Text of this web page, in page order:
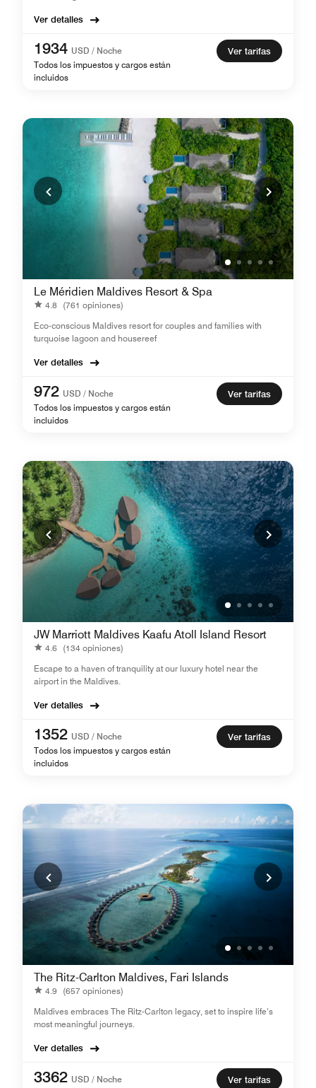
Ver detalles
1934 USD / Noche
Todos los impuestos y cargos están
incluidos
Ver tarifas
Le Méridien Maldives Resort & Spa
4.8
(761 opiniones)
Eco-conscious Maldives resort for couples and families with
turquoise lagoon and housereef
Ver detalles
972 USD / Noche
Todos los impuestos y cargos están
incluidos
Ver tarifas
JW Marriott Maldives Kaafu Atoll Island Resort
4.6 (134 opiniones)
Escape to a haven of tranquility at our luxury hotel near the
airport in the Maldives.
Ver detalles
1352 USD / Noche
Todos los impuestos y cargos están
incluidos
Ver tarifas
The Ritz-Carlton Maldives, Fari Islands
4.9
(657 opiniones)
Maldives embraces The Ritz-Carlton legacy, set to inspire life’s
most meaningful journeys.
Ver detalles
3362 USD / Noche Ver tarifas